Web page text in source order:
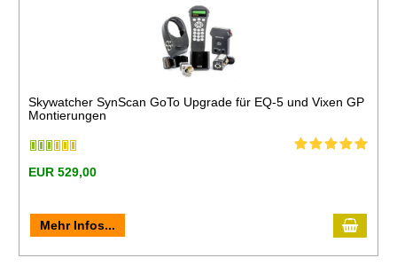
Skywatcher SynScan GoTo Upgrade für EQ-5 und Vixen GP
Montierungen
EUR 529,00
Mehr Infos...